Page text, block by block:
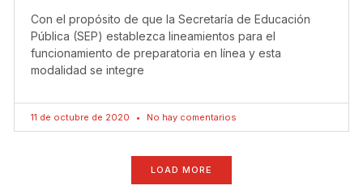
Con el propósito de que la Secretaría de Educación
Pública (SEP) establezca lineamientos para el
funcionamiento de preparatoria en línea y esta
modalidad se integre
11 de octubre de 2020 No hay comentarios
LOAD MORE